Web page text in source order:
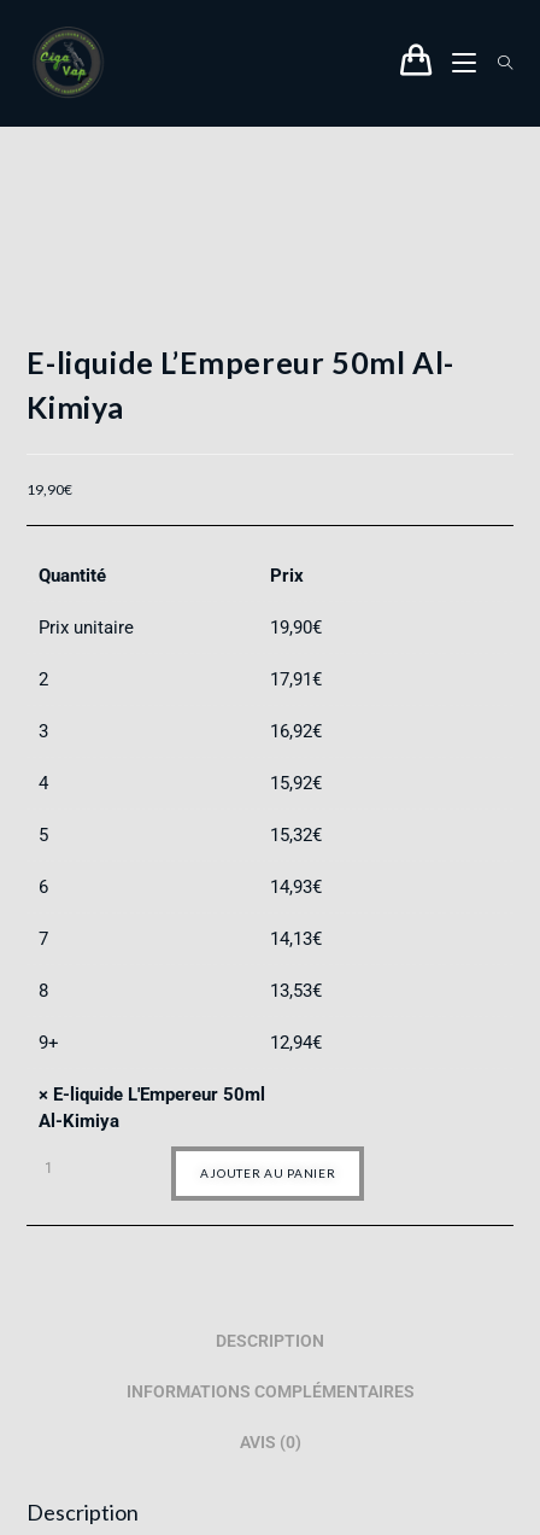
E-liquide L’Empereur 50ml Al-
Kimiya
19,90€
Quantité Prix
Prix unitaire 19,90€
2 17,91€
3 16,92€
4 15,92€
5 15,32€
6 14,93€
7 14,13€
8 13,53€
9+ 12,94€
× E-liquide L'Empereur 50ml
Al-Kimiya
AJOUTER AU PANIER
DESCRIPTION
INFORMATIONS COMPLÉMENTAIRES
AVIS (0)
Description